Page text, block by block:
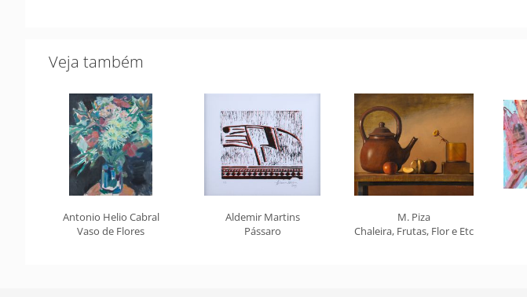
Veja também
Antonio Helio Cabral
Vaso de Flores
Aldemir Martins
Pássaro
M. Piza
Chaleira, Frutas, Flor e Etc